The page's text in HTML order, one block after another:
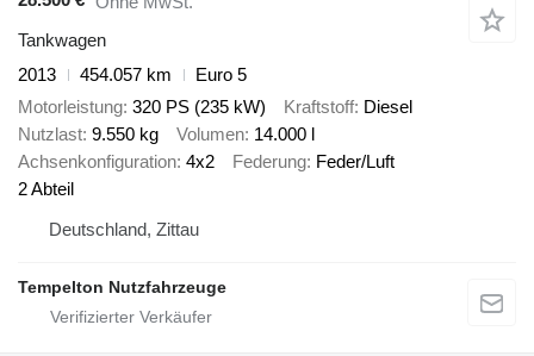
Tankwagen
2013
454.057 km
Euro 5
Motorleistung 320 PS (235 kW) Kraftstoff Diesel
Nutzlast 9.550 kg Volumen 14.000 l
Achsenkonfiguration 4x2 Federung Feder/Luft
2 Abteil
Deutschland, Zittau
Tempelton Nutzfahrzeuge